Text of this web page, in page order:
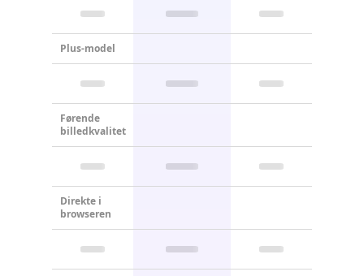
Plus-model
Førende
billedkvalitet
Direkte i
browseren